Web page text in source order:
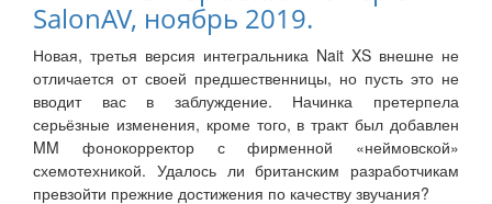
SalonAV, ноябрь 2019.
Новая, третья версия интегральника Nait XS внешне не
отличается от своей предшественницы, но пусть это не
вводит вас в заблуждение. Начинка претерпела
серьёзные изменения, кроме того, в тракт был добавлен
MM фонокорректор с фирменной «неймовской»
схемотехникой. Удалось ли британским разработчикам
превзойти прежние достижения по качеству звучания?